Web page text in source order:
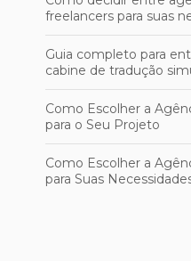
freelancers para suas
Guia completo para
cabine de tradução
Como Escolher a
para o Seu Projeto
Como Escolher a
para Suas